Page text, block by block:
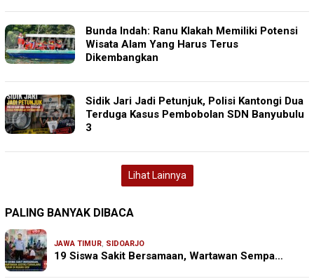
Bunda Indah: Ranu Klakah Memiliki Potensi
Wisata Alam Yang Harus Terus
Dikembangkan
‎Sidik Jari Jadi Petunjuk, Polisi Kantongi Dua
Terduga Kasus Pembobolan SDN Banyubulu
3
Lihat Lainnya
PALING BANYAK DIBACA
JAWA TIMUR, SIDOARJO
19 Siswa Sakit Bersamaan, Wartawan Sempa…